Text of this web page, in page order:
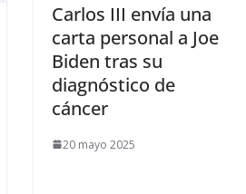
​Carlos III envía una
carta personal a Joe
Biden tras su
diagnóstico de
cáncer
20 mayo 2025